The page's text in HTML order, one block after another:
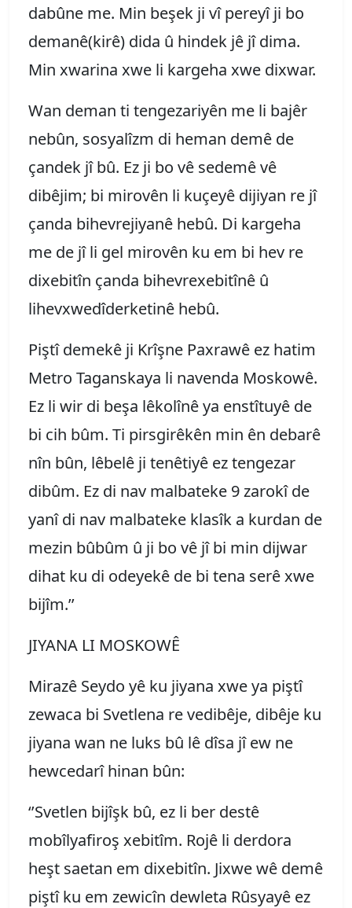
dabûne me. Min beşek ji vî pereyî ji bo
demanê(kirê) dida û hindek jê jî dima.
Min xwarina xwe li kargeha xwe dixwar.
Wan deman ti tengezariyên me li bajêr
nebûn, sosyalîzm di heman demê de
çandek jî bû. Ez ji bo vê sedemê vê
dibêjim; bi mirovên li kuçeyê dijiyan re jî
çanda bihevrejiyanê hebû. Di kargeha
me de jî li gel mirovên ku em bi hev re
dixebitîn çanda bihevrexebitînê û
lihevxwedîderketinê hebû.
Piştî demekê ji Krîşne Paxrawê ez hatim
Metro Taganskaya li navenda Moskowê.
Ez li wir di beşa lêkolînê ya enstîtuyê de
bi cih bûm. Ti pirsgirêkên min ên debarê
nîn bûn, lêbelê ji tenêtiyê ez tengezar
dibûm. Ez di nav malbateke 9 zarokî de
yanî di nav malbateke klasîk a kurdan de
mezin bûbûm û ji bo vê jî bi min dijwar
dihat ku di odeyekê de bi tena serê xwe
bijîm.’’
JIYANA LI MOSKOWÊ
Mirazê Seydo yê ku jiyana xwe ya piştî
zewaca bi Svetlena re vedibêje, dibêje ku
jiyana wan ne luks bû lê dîsa jî ew ne
hewcedarî hinan bûn:
‘’Svetlen bijîşk bû, ez li ber destê
mobîlyafiroş xebitîm. Rojê li derdora
heşt saetan em dixebitîn. Jixwe wê demê
piştî ku em zewicîn dewleta Rûsyayê ez